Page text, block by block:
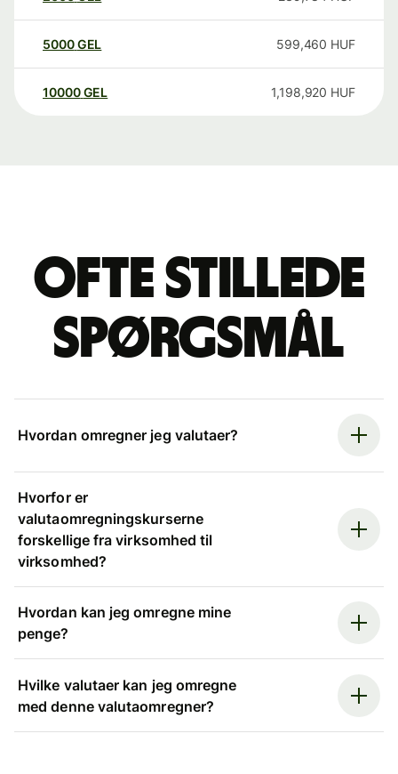
5000GEL 599,460 HUF
10000 GEL 1,198,920 HUF
Ofte stillede
spørgsmål
Hvordan omregner jeg valutaer?
Hvorfor er
valutaomregningskurserne
forskellige fra virksomhed til
virksomhed?
Hvordan kan jeg omregne mine
penge?
Hvilke valutaer kan jeg omregne
med denne valutaomregner?